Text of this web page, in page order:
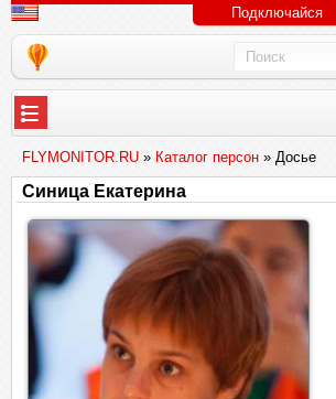
Подключайся
FLYMONITOR.RU » Каталог персон » Досье
Синица Екатерина